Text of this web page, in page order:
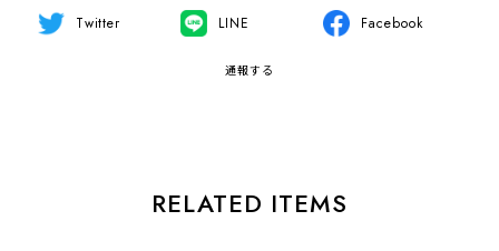
Twitter LINE Facebook
通報する
RELATED ITEMS